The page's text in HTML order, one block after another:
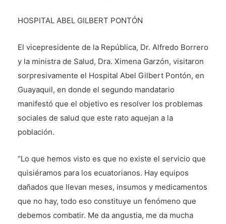
HOSPITAL ABEL GILBERT PONTÓN
El vicepresidente de la República, Dr. Alfredo Borrero
y la ministra de Salud, Dra. Ximena Garzón, visitaron
sorpresivamente el Hospital Abel Gilbert Pontón, en
Guayaquil, en donde el segundo mandatario
manifestó que el objetivo es resolver los problemas
sociales de salud que este rato aquejan a la
población.
“Lo que hemos visto es que no existe el servicio que
quisiéramos para los ecuatorianos. Hay equipos
dañados que llevan meses, insumos y medicamentos
que no hay, todo eso constituye un fenómeno que
debemos combatir. Me da angustia, me da mucha